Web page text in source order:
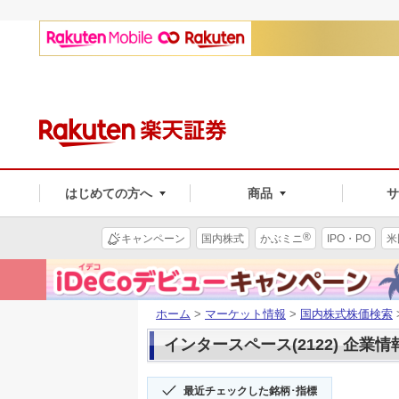
はじめての方へ 商品
キャンペーン 国内株式 かぶミニ® IPO・PO
ホーム > マーケット情報 > 国内株式株価検索
インタースペース(2122) 企業情
最近チェックした銘柄･指標